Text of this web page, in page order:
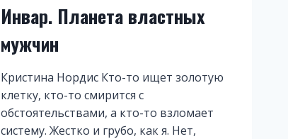
Инвар. Планета властных
мужчин
Кристина Нордис Кто-то ищет золотую
клетку, кто-то смирится с
обстоятельствами, а кто-то взломает
систему. Жестко и грубо, как я. Нет,